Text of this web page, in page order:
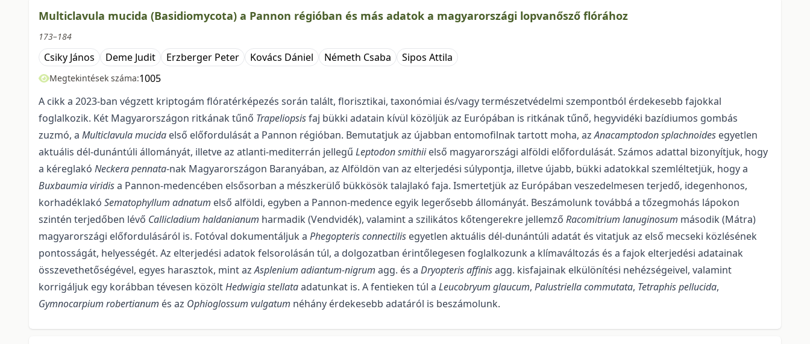
Multiclavula mucida (Basidiomycota) a Pannon régióban és más adatok a magyarországi lopvanősző flórához
173–184
Csiky János Deme Judit Erzberger Peter Kovács Dániel Németh Csaba Sipos Attila
Megtekintések száma:1005
A cikk a 2023-ban végzett kriptogám flóratérképezés során talált, florisztikai, taxonó­miai és/vagy természetvédelmi szempontból érdekesebb fajokkal
foglalkozik. Két Magyarországon ritkának tűnő Trapeliopsisfaj bükki adatain kívül közöljük az Európában is ritkának tűnő, hegyvidéki bazídiumos gombás
zuzmó, a Multiclavula mucida első előfordulását a Pannon régióban. Bemutatjuk az újabban entomofilnak tartott moha, azAnacamptodon splachnoides egyetlen
aktuális dél-dunántúli állományát, illetve az atlanti-mediterrán jellegű Leptodon smithiielső magyarországi alföldi előfordulá­sát. Számos adattal bizonyítjuk, hogy
a kéreglakó Neckera pennata-nak Magyarországon Baranyában, az Alföldön van az elterjedési súlypontja, illetve újabb, bükki adatokkal szemléltetjük, hogy a
Buxbau­mia viridisa Pannon-medencében elsősorban a mészkerülő bükkösök talajlakó faja. Ismertetjük az Európá­ban veszedelmesen terjedő, idegenhonos,
korhadéklakó Sematophyllum adnatum első alföldi, egyben a Pannon-medence egyik legerősebb állományát. Beszámolunk továbbá a tőzegmohás lápokon
szintén terjedőben lévő Callicladium haldanianum harmadik (Vendvidék), valamint a szilikátos kőten­gerekre jellemző Racomitrium lanuginosum második (Mátra)
magyarországi előfordulásáról is. Fotóval doku­mentáljuk a Phegopteris connectilis egyetlen aktuális dél-dunántúli adatát és vitatjuk az első me­cseki közlésének
pontosságát, helyességét. Az elterjedési adatok felsorolásán túl, a dolgozatban érintő­lege­sen foglalko­zunk a klímaváltozás és a fajok elterjedési adatainak
összevethetőségével, egyes ha­rasztok, mint azAsplenium adiantum-nigrum agg. és a Dryopteris affinisagg. kisfajainak elkülönítési nehézségei­vel, valamint
korrigáljuk egy korábban tévesen közöltHedwigia stellataadatunkat is. A fentieken túl a Leu­cobryum glaucum, Palustriella commutata, Tetraphis pellucida,
Gymnocarpium rober­tianum és az Ophioglossum vulgatum néhány érdekesebb adatáról is beszámolunk.